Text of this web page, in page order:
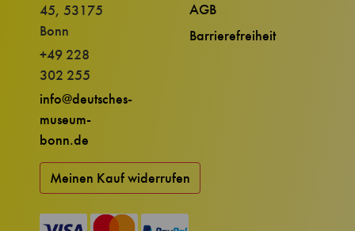
AGB
Barrierefreiheit
45, 53175
Bonn
+49 228
302 255
info@deutsches-
museum-
bonn.de
Meinen Kauf widerrufen